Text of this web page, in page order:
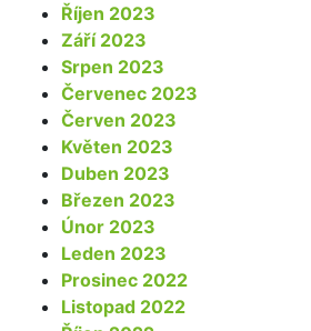
Říjen 2023
Září 2023
Srpen 2023
Červenec 2023
Červen 2023
Květen 2023
Duben 2023
Březen 2023
Únor 2023
Leden 2023
Prosinec 2022
Listopad 2022